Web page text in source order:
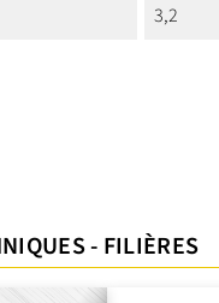
3,2
- FILIÈRES